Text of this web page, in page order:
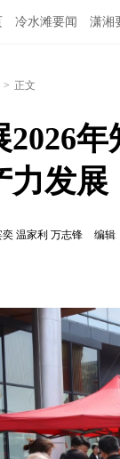
冷水滩要闻 潇湘
> 正文
2026
力发展
温家利 万志锋 编辑